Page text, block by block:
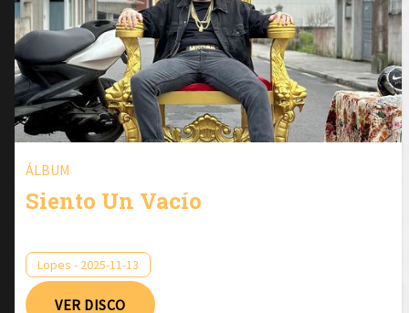
ÁLBUM
Siento Un Vacío
Lopes - 2025-11-13
VER DISCO